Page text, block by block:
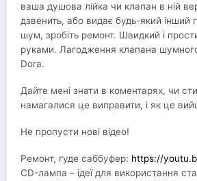
ваша душова лійка чи клапан в ній
дзвенить, або видає будь-який інший
шум, зробіть ремонт. Швидкий і
руками. Лагодження клапана
Dora.
Дайте мені знати в коментарях, чи
намагалися це виправити, і як це
Не пропусти нові відео!
Ремонт, гуде саббуфер: https://
CD-лампа – ідеї для використання